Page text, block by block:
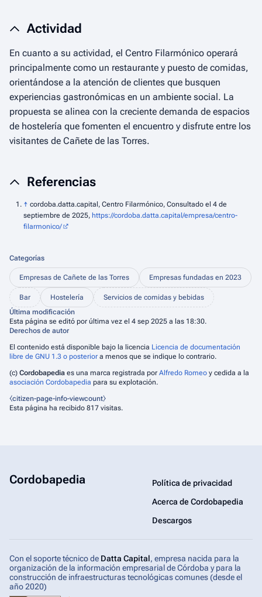
Actividad
En cuanto a su actividad, el Centro Filarmónico operará
principalmente como un restaurante y puesto de comidas,
orientándose a la atención de clientes que busquen
experiencias gastronómicas en un ambiente social. La
propuesta se alinea con la creciente demanda de espacios
de hostelería que fomenten el encuentro y disfrute entre los
visitantes de Cañete de las Torres.
Referencias
↑ cordoba.datta.capital, Centro Filarmónico, Consultado el 4 de
septiembre de 2025, https://cordoba.datta.capital/empresa/centro-
filarmonico/
Categorías
Empresas de Cañete de las Torres Empresas fundadas en 2023
Bar Hostelería
Servicios de comidas y bebidas
Última modificación
Esta página se editó por última vez el 4 sep 2025 a las 18:30.
Derechos de autor
El contenido está disponible bajo la licencia Licencia de documentación
libre de GNU 1.3 o posterior a menos que se indique lo contrario.
(c) Cordobapedia es una marca registrada por Alfredo Romeo y cedida a la
asociación Cordobapedia para su explotación.
⧼citizen-page-info-viewcount⧽
Esta página ha recibido 817 visitas.
Cordobapedia
Política de privacidad
Acerca de Cordobapedia
Descargos
Con el soporte técnico de Datta Capital, empresa nacida para la
organización de la información empresarial de Córdoba y para la
construcción de infraestructuras tecnológicas comunes (desde el
año 2020)